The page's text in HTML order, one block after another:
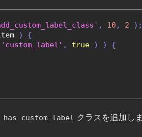
, 10 , 2
);
)
{
'custom_label' , true ) )
{
has-custom-label クラスを追加しま